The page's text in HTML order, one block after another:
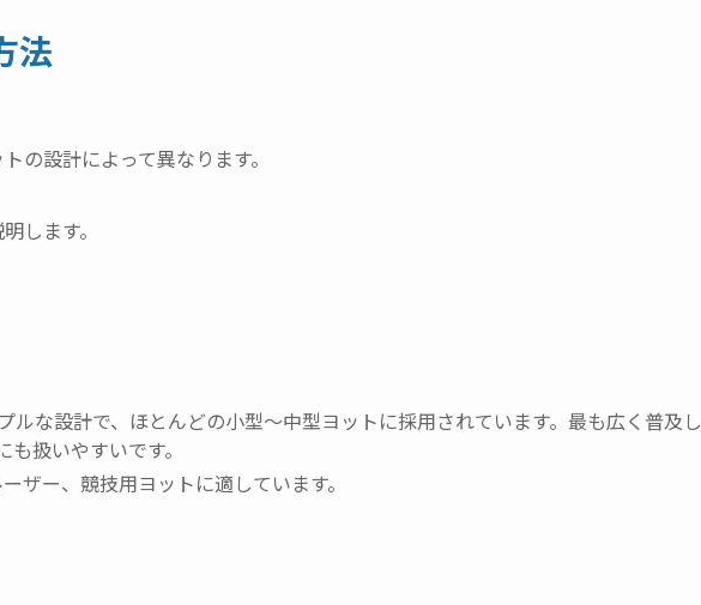
法
の設計によって異なります。
します。
ルな設計で、ほとんどの小型〜中型ヨットに採用されています。最も広く普及し
扱いやすいです。
ザー、競技用ヨットに適しています。